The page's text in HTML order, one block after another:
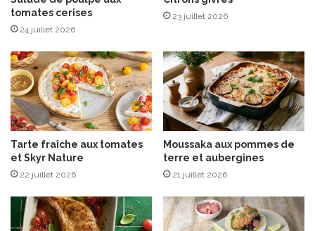
c
h
l
e
u
r
e
u
s
e
s
n
é
i
m
o
l
e
t
e
tomates cerises
24 juillet 2026
23 juillet 2026
Tarte fraîche aux tomates
et Skyr Nature
22 juillet 2026
Moussaka aux pommes de
terre et aubergines
21 juillet 2026